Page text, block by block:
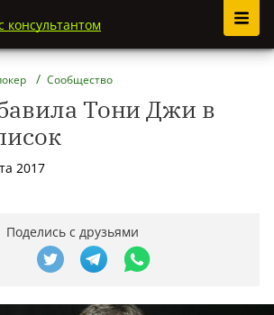
консультантом
Сообщество
Тони Джи в
2017
Поделись с друзьями